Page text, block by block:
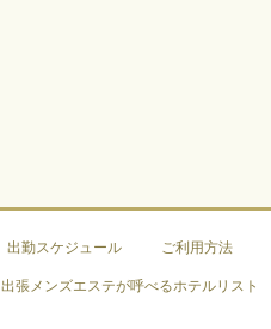
出勤スケジュール ご利用方法
出張メンズエステが呼べるホテルリスト